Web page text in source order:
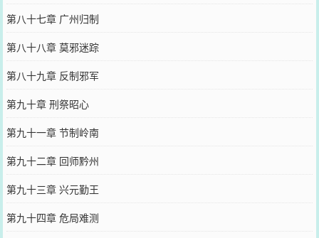
第八十七章 广州归制
第八十八章 莫邪迷踪
第八十九章 反制邪军
第九十章 刑祭昭心
第九十一章 节制岭南
第九十二章 回师黔州
第九十三章 兴元勤王
第九十四章 危局难测